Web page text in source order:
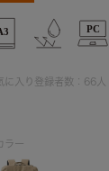
に入り登録者数： 66 人
ラー